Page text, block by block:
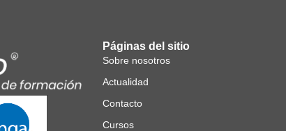
Páginas del sitio
Sobre nosotros
Actualidad
Contacto
Cursos